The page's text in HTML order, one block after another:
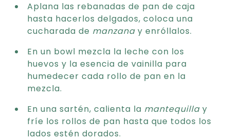
Aplana las rebanadas de pan de caja
hasta hacerlos delgados, coloca una
cucharada de manzana y enróllalos.
En un bowl mezcla la leche con los
huevos y la esencia de vainilla para
humedecer cada rollo de pan en la
mezcla.
En una sartén, calienta la mantequilla y
fríe los rollos de pan hasta que todos los
lados estén dorados.